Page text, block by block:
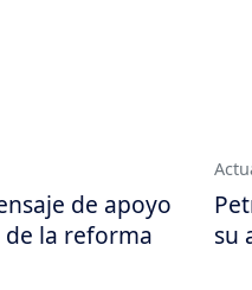
de apoyo
la reforma
su